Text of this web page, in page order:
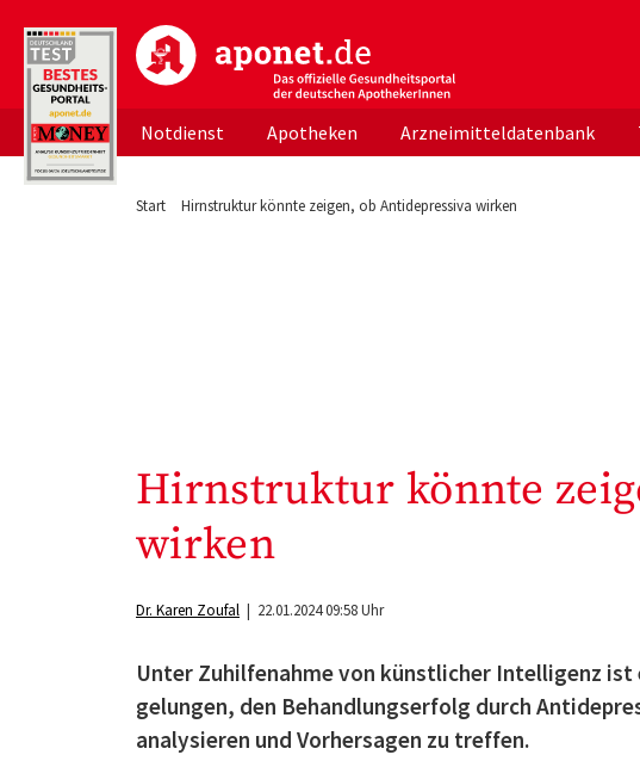
aponet.de - Das offizielle Gesundheitsportal der deutschen
Notdienst Apotheken Arzneimitteldatenbank
Start Hirnstruktur könnte zeigen, ob Antidepressiva wirken
Hirnstruktur könnte
wirken
Dr. Karen Zoufal | 22.01.2024 09:58 Uhr
Unter Zuhilfenahme von künstlicher Intelligenz
gelungen, den Behandlungserfolg durch
analysieren und Vorhersagen zu treffen.